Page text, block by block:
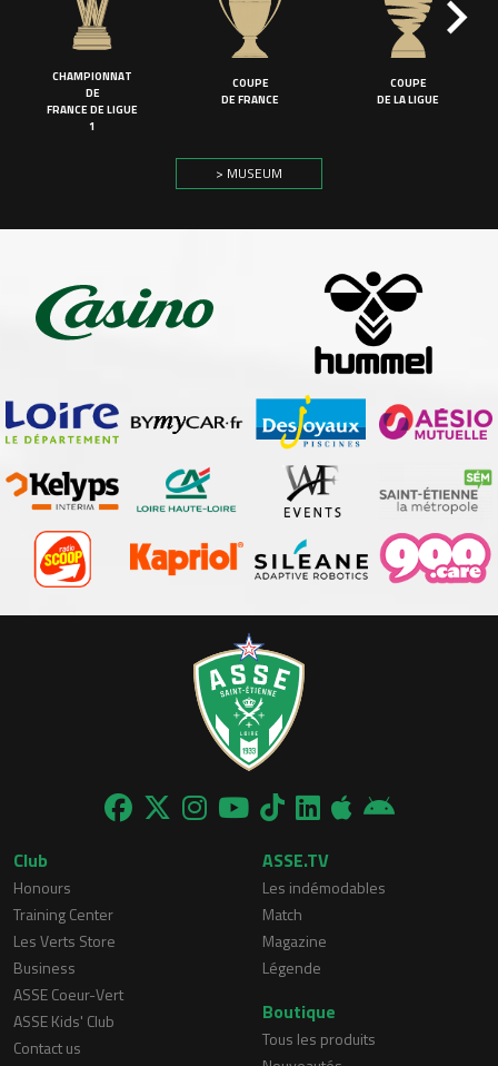
CHAMPIONNAT
DE
FRANCE DE LIGUE
1
COUPE
DE FRANCE
COUPE
DE LA LIGUE
> MUSEUM
Club
Honours
Training Center
Les Verts Store
Business
ASSE Coeur-Vert
ASSE Kids' Club
Contact us
ASSE.TV
Les indémodables
Match
Magazine
Légende
Boutique
Tous les produits